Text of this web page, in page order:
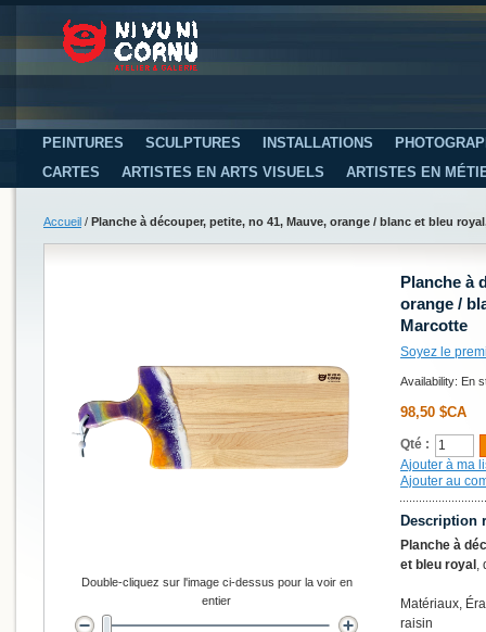
PEINTURES SCULPTURES INSTALLATIONS
CARTES
ARTISTES EN ARTS VISUELS ARTISTES EN
Accueil / Planche à découper, petite, no 41, Mauve, orange / blanc et bleu
Planche à
orange /
Marcotte
Soyez le
Availability: En
98,50 $CA
Qté :
Ajouter à ma
Ajouter au
Description
Planche à
et bleu royal,
Matériaux,
raisin
Double-cliquez sur l'image ci-dessus pour la voir en
entier